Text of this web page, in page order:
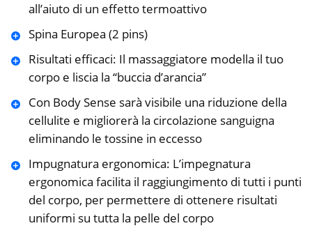
all’aiuto di un effetto termoattivo
Spina Europea (2 pins)
Risultati efficaci: Il massaggiatore modella il tuo
corpo e liscia la “buccia d’arancia”
Con Body Sense sarà visibile una riduzione della
cellulite e migliorerà la circolazione sanguigna
eliminando le tossine in eccesso
Impugnatura ergonomica: L’impegnatura
ergonomica facilita il raggiungimento di tutti i punti
del corpo, per permettere di ottenere risultati
uniformi su tutta la pelle del corpo